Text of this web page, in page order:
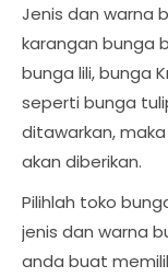
Jenis dan warna
karangan bunga
bunga lili, bunga
seperti bunga
ditawarkan,
akan diberikan.
Pilihlah toko
jenis dan warna
anda buat